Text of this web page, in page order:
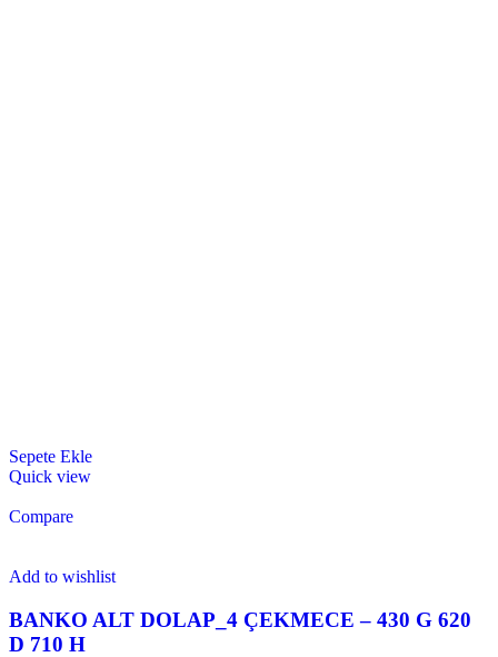
Sepete Ekle
Quick view
Compare
Add to wishlist
BANKO ALT DOLAP_4 ÇEKMECE – 430 G 620
D 710 H